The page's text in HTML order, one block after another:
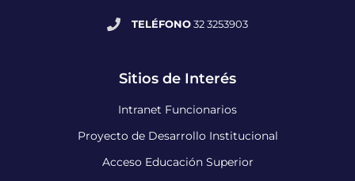
TELÉFONO32 3253903
Sitios de Interés
Intranet Funcionarios
Proyecto de Desarrollo Institucional
Acceso Educación Superior